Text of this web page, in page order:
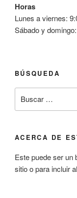
Horas
Lunes a viernes:
Sábado y
BÚSQUEDA
por:
ACERCA DE
Este puede ser un
sitio o para incluir